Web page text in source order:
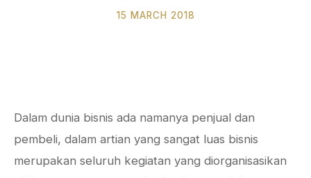
15 MARCH 2018
Dalam dunia bisnis ada namanya penjual dan
pembeli, dalam artian yang sangat luas bisnis
merupakan seluruh kegiatan yang diorganisasikan